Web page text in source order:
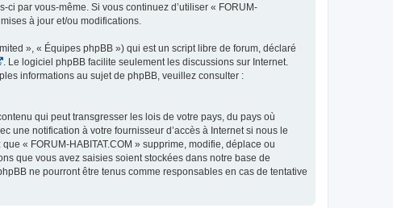
par vous-même. Si vous continuez d’utiliser « FORUM-
à jour et/ou modifications.
», « Équipes phpBB ») qui est un script libre de forum, déclaré
. Le logiciel phpBB facilite seulement les discussions sur Internet.
informations au sujet de phpBB, veuillez consulter :
qui peut transgresser les lois de votre pays, du pays où
une notification à votre fournisseur d’accès à Internet si nous le
« FORUM-HABITAT.COM » supprime, modifie, déplace ou
que vous avez saisies soient stockées dans notre base de
ne pourront être tenus comme responsables en cas de tentative